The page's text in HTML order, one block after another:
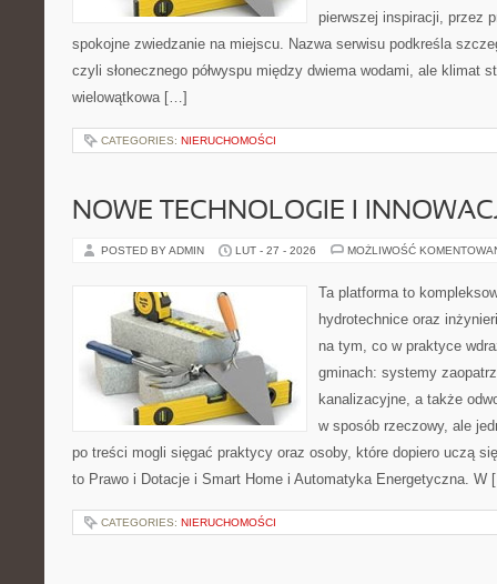
pierwszej inspiracji, przez
spokojne zwiedzanie na miejscu. Nazwa serwisu podkreśla
czyli słonecznego półwyspu między dwiema wodami, ale klimat
wielowątkowa […]
CATEGORIES: NIERUCHOMOŚCI
NOWE TECHNOLOGIE I
POSTED BY ADMIN LUT - 27 - 2026 MOŻLIWOŚĆ
Ta platforma to
hydrotechnice oraz
na tym, co w praktyce
gminach: systemy
kanalizacyjne, a także
w sposób rzeczowy, ale
po treści mogli sięgać praktycy oraz osoby, które dopiero uczą
to Prawo i Dotacje i Smart Home i Automatyka Energetyczna. W
CATEGORIES: NIERUCHOMOŚCI